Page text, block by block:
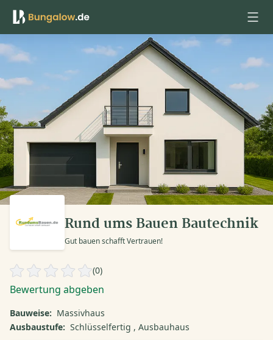
Anmelden
Rund ums Bauen Bautechnik
Gut bauen schafft Vertrauen!
(0)
Bewertung abgeben
Bauweise: Massivhaus
Ausbaustufe: Schlüsselfertig Ausbauhaus